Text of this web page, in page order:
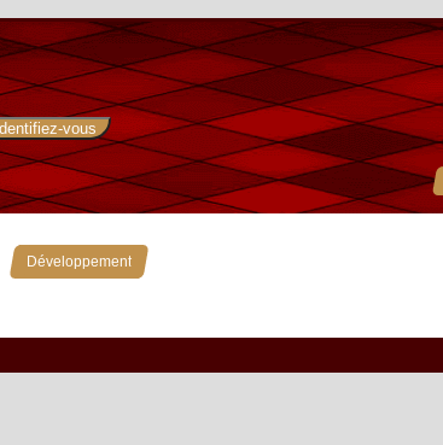
Développement